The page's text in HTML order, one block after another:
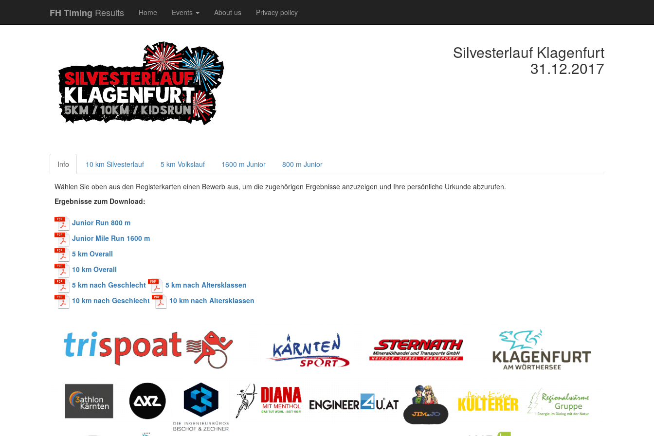
FH Timing Results Home Events About us Privacy policy
Silvesterlauf Klagenfurt
31.12.2017
Info 10 km Silvesterlauf 5 km Volkslauf 1600 m Junior 800 m Junior
Wählen Sie oben aus den Registerkarten einen Bewerb aus, um die zugehörigen Ergebnisse anzuzeigen und Ihre persönliche Urkunde abzurufen.
Ergebnisse zum Download:
Junior Run 800 m
Junior Mile Run 1600 m
5 km Overall
10 km Overall
5 km nach Geschlecht
5 km nach Altersklassen
10 km nach Geschlecht
10 km nach Altersklassen